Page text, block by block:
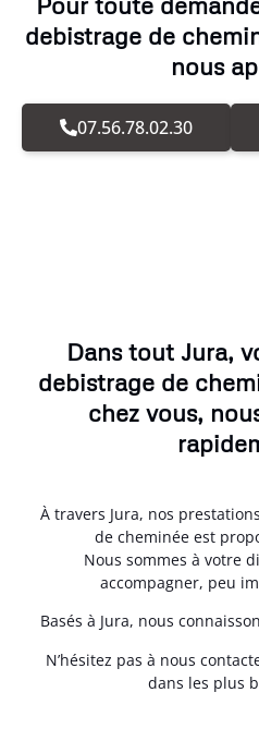
debistrage de
nous
07.56.78.02.30
Dans tout Jura,
debistrage de
chez vous,
À travers Jura, nos
de cheminée est
Nous sommes à votre
accompagner, peu
Basés à Jura, nous
N’hésitez pas à nous
dans les plus